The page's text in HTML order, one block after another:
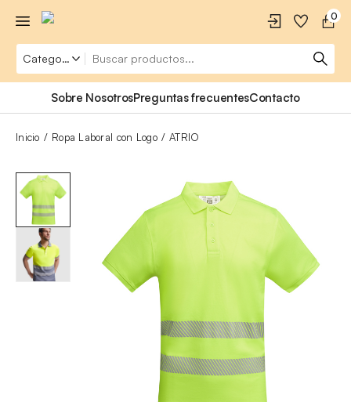
0
Sobre NosotrosPreguntas frecuentesContacto
Inicio Ropa Laboral con Logo ATRIO